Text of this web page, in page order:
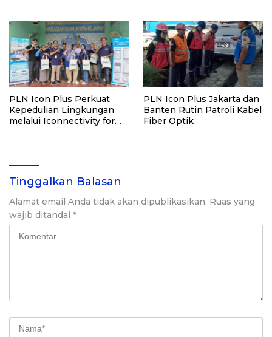
PLN Icon Plus Perkuat
Kepedulian Lingkungan
melalui Iconnectivity for
PLN Icon Plus Jakarta dan
Banten Rutin Patroli Kabel
Fiber Optik
Tinggalkan Balasan
Alamat email Anda tidak akan dipublikasikan. Ruas yang
wajib ditandai *